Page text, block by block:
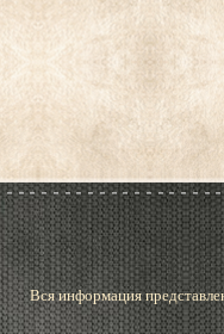
Вся информация